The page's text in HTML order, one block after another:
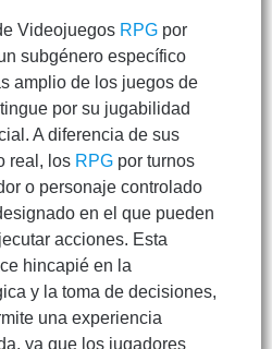
Videojuegos RPG por
subgénero específico
amplio de los juegos de
por su jugabilidad
A diferencia de sus
real, los RPG por turnos
o personaje controlado
en el que pueden
acciones. Esta
hincapié en la
y la toma de decisiones,
una experiencia
ya que los jugadores